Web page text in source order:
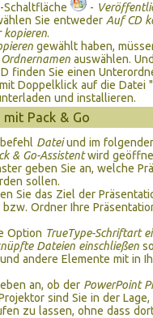
Schaltfläche
-
Sie entweder Auf CD
kopieren.
gewählt haben,
Ordnernamen auswählen.
finden Sie einen
Doppelklick auf die Datei
und installieren.
Pack & Go
Dateiund im
& Go-Assistentwird
geben Sie an, welche
sollen.
Sie das Ziel der
Ordner Ihre
Option TrueType-Schriftart
Dateien einschließen
andere Elemente mit in
an, ob der PowerPoint
sind Sie in der
zu lassen, ohne dass